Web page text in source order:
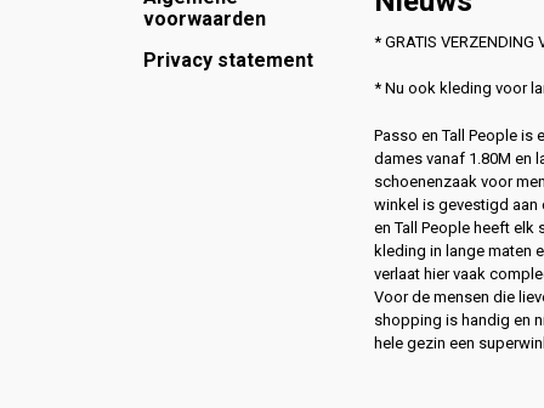
voorwaarden
Privacy statement
* GRATIS VERZENDING
* Nu ook kleding voor
Passo en Tall People is
dames vanaf 1.80M en
schoenenzaak voor
winkel is gevestigd aan
en Tall People heeft
kleding in lange maten
verlaat hier vaak
Voor de mensen die
shopping is handig en
hele gezin een